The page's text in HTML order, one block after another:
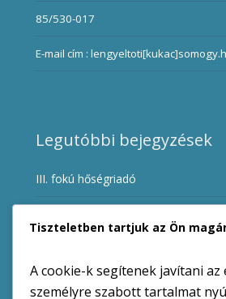
85/530-017
E-mail cím :
Legutóbbi bejegyzések
III. fokú hőségriadó
DRV Zrt. Közlemény
Tiszteletben tartjuk az Ön
A cookie-k segítenek javítani az
személyre szabott tartalmat